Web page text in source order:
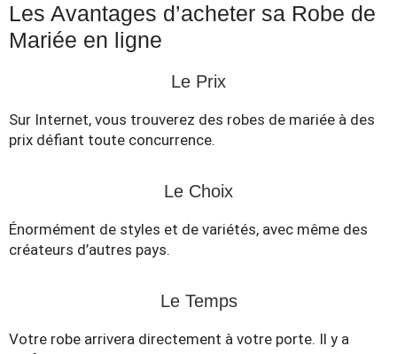
Les Avantages d’acheter sa Robe de
Mariée en ligne
Le Prix
Sur Internet, vous trouverez des robes de mariée à des
prix défiant toute concurrence.
Le Choix
Énormément de styles et de variétés, avec même des
créateurs d’autres pays.
Le Temps
Votre robe arrivera directement à votre porte. Il y a